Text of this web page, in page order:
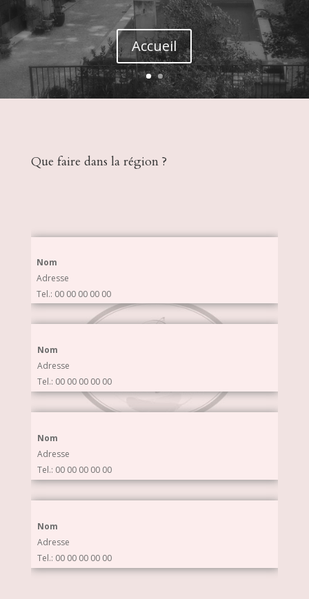
Accueil
Que faire dans la région ?
Nom
Adresse
Tel.: 00 00 00 00 00
Nom
Adresse
Tel.: 00 00 00 00 00
Nom
Adresse
Tel.: 00 00 00 00 00
Nom
Adresse
Tel.: 00 00 00 00 00